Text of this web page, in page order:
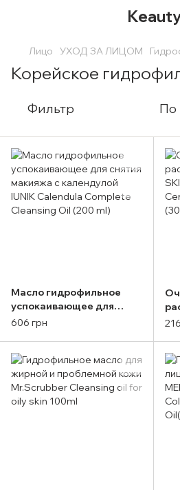
Лицо УХОД ЗА ЛИЦОМ
Корейское
Фильтр По
Масло гидрофильное
успокаивающее для
снятия макияжа с
Cleansing Oil (200 ml)
606 грн